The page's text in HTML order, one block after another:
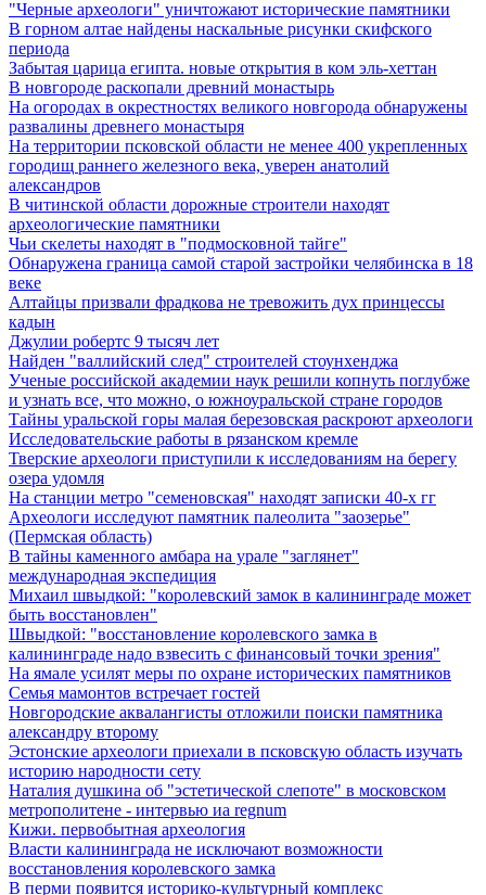
"Черные археологи" уничтожают исторические памятники
В горном алтае найдены наскальные рисунки скифского
периода
Забытая царица египта. новые открытия в ком эль-хеттан
В новгороде раскопали древний монастырь
На огородах в окрестностях великого новгорода обнаружены
развалины древнего монастыря
На территории псковской области не менее 400 укрепленных
городищ раннего железного века, уверен анатолий
александров
В читинской области дорожные строители находят
археологические памятники
Чьи скелеты находят в "подмосковной тайге"
Обнаружена граница самой старой застройки челябинска в 18
веке
Алтайцы призвали фрадкова не тревожить дух принцессы
кадын
Джулии робертс 9 тысяч лет
Найден "валлийский след" строителей стоунхенджа
Ученые российской академии наук решили копнуть поглубже
и узнать все, что можно, о южноуральской стране городов
Тайны уральской горы малая березовская раскроют археологи
Исследовательские работы в рязанском кремле
Тверские археологи приступили к исследованиям на берегу
озера удомля
На станции метро "семеновская" находят записки 40-х гг
Археологи исследуют памятник палеолита "заозерье"
(Пермская область)
В тайны каменного амбара на урале "заглянет"
международная экспедиция
Михаил швыдкой: "королевский замок в калининграде может
быть восстановлен"
Швыдкой: "восстановление королевского замка в
калининграде надо взвесить с финансовый точки зрения"
На ямале усилят меры по охране исторических памятников
Семья мамонтов встречает гостей
Новгородские аквалангисты отложили поиски памятника
александру второму
Эстонские археологи приехали в псковскую область изучать
историю народности сету
Наталия душкина об "эстетической слепоте" в московском
метрополитене - интервью иа regnum
Кижи. первобытная археология
Власти калининграда не исключают возможности
восстановления королевского замка
В перми появится историко-культурный комплекс